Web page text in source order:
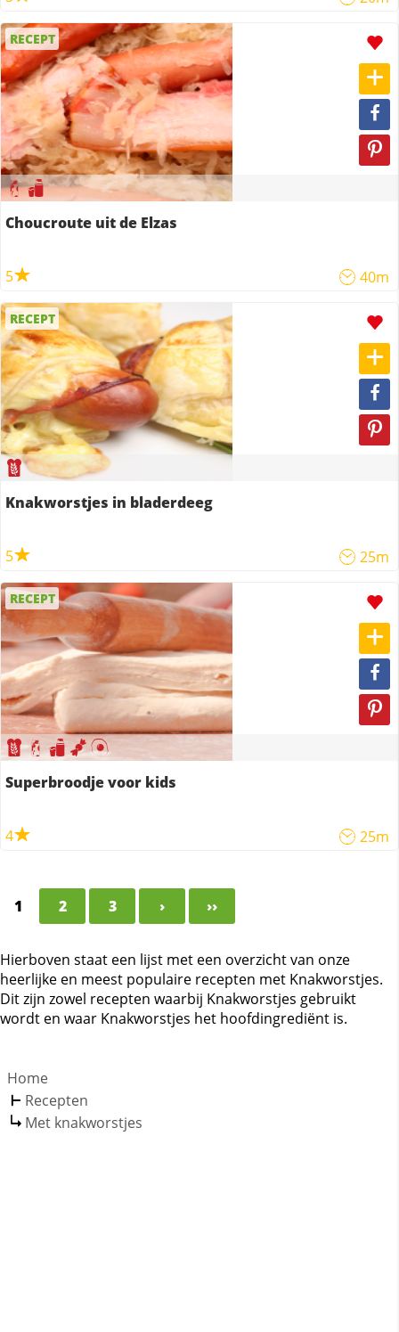
RECEPT
Choucroute uit de Elzas
5 40m
RECEPT
Knakworstjes in bladerdeeg
5 25m
RECEPT
Superbroodje voor kids
4 25m
1 2 3 › ››
Hierboven staat een lijst met een overzicht van onze
heerlijke en meest populaire recepten met Knakworstjes.
Dit zijn zowel recepten waarbij Knakworstjes gebruikt
wordt en waar Knakworstjes het hoofdingrediënt is.
Home
Recepten
Met knakworstjes